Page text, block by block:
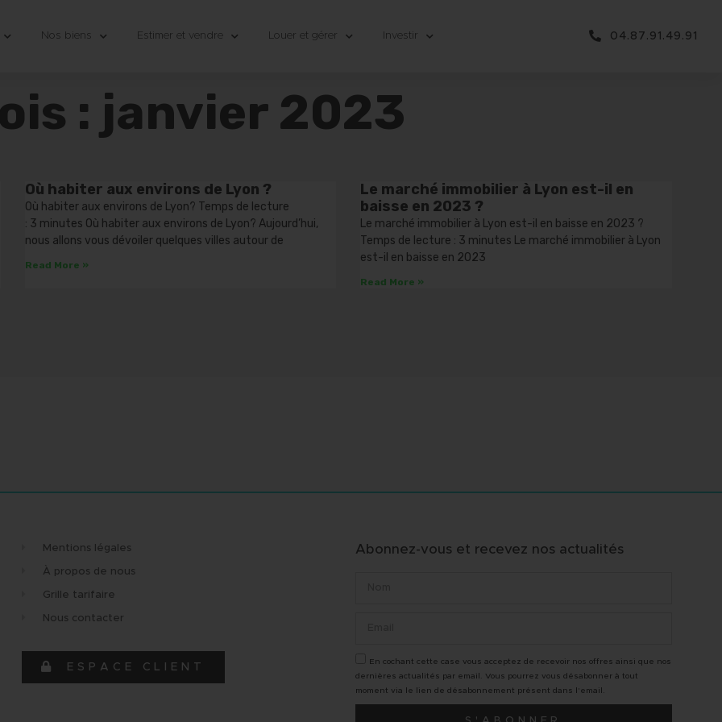
Nos biens Estimer et vendre Louer et gérer Investir 04.87.91.49.91
: janvier 2023
Où habiter aux environs de Lyon ?
Où habiter aux environs de Lyon? Temps de lecture
: 3 minutes Où habiter aux environs de Lyon? Aujourd’hui,
nous allons vous dévoiler quelques villes autour de
Read More »
Le marché immobilier à Lyon est-il en
baisse en 2023 ?
Le marché immobilier à Lyon est-il en baisse en 2023 ?
Temps de lecture : 3 minutes Le marché immobilier à Lyon
est-il en baisse en 2023
Read More »
Mentions légales
À propos de nous
Grille tarifaire
Nous contacter
ESPACE CLIENT
Abonnez-vous et recevez nos actualités
En cochant cette case vous acceptez de recevoir nos offres ainsi que nos
dernières actualités par email. Vous pourrez vous désabonner à tout
moment via le lien de désabonnement présent dans l'email.
réactive au
agence. Merci à Maud pour son
professionnalisme et sa réactivité !
dynamique, toujours disponible.
Elena et Danny sont toujours à
l'écoute et de très bons conseils !
expertise, une véritable suivi
donc une belle vente
vrais pros, Merci"